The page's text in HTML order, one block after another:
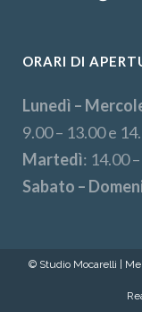
ORARI DI
Lunedì –
9.00 – 13.00 e
Martedì: 14.00
Sabato –
© Studio Mocarelli |